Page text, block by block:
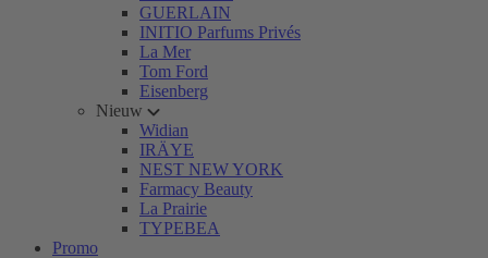
GUERLAIN
INITIO Parfums Privés
La Mer
Tom Ford
Eisenberg
Nieuw
Widian
IRÄYE
NEST NEW YORK
Farmacy Beauty
La Prairie
TYPEBEA
Promo